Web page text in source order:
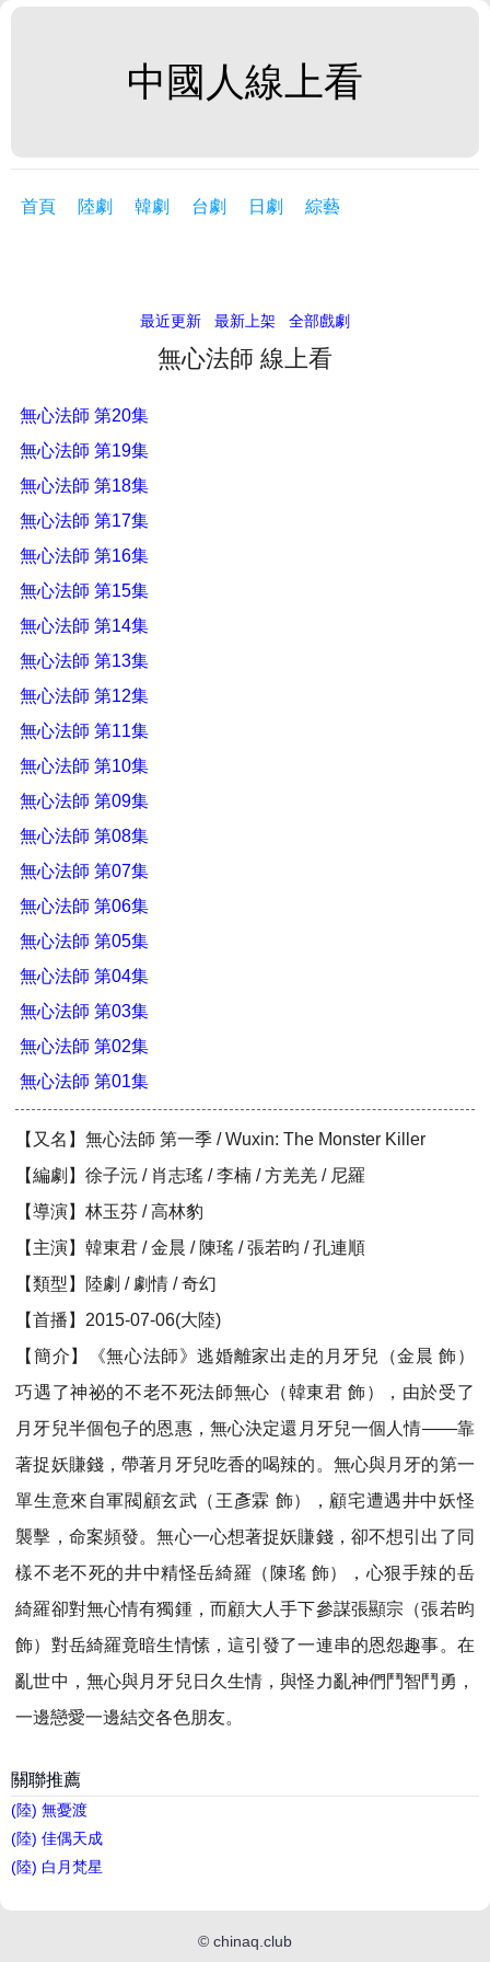
中國人線上看
首頁 陸劇 韓劇 台劇 日劇 綜藝
最近更新 最新上架 全部戲劇
無心法師 線上看
無心法師 第20集
無心法師 第19集
無心法師 第18集
無心法師 第17集
無心法師 第16集
無心法師 第15集
無心法師 第14集
無心法師 第13集
無心法師 第12集
無心法師 第11集
無心法師 第10集
無心法師 第09集
無心法師 第08集
無心法師 第07集
無心法師 第06集
無心法師 第05集
無心法師 第04集
無心法師 第03集
無心法師 第02集
無心法師 第01集
【又名】無心法師 第一季 / Wuxin: The Monster Killer
【編劇】徐子沅 / 肖志瑤 / 李楠 / 方羌羌 / 尼羅
【導演】林玉芬 / 高林豹
【主演】韓東君 / 金晨 / 陳瑤 / 張若昀 / 孔連順
【類型】陸劇 / 劇情 / 奇幻
【首播】2015-07-06(大陸)
【簡介】《無心法師》逃婚離家出走的月牙兒（金晨 飾）
巧遇了神祕的不老不死法師無心（韓東君 飾），由於受了
月牙兒半個包子的恩惠，無心決定還月牙兒一個人情——靠
著捉妖賺錢，帶著月牙兒吃香的喝辣的。無心與月牙的第一
單生意來自軍閥顧玄武（王彥霖 飾），顧宅遭遇井中妖怪
襲擊，命案頻發。無心一心想著捉妖賺錢，卻不想引出了同
樣不老不死的井中精怪岳綺羅（陳瑤 飾），心狠手辣的岳
綺羅卻對無心情有獨鍾，而顧大人手下參謀張顯宗（張若昀
飾）對岳綺羅竟暗生情愫，這引發了一連串的恩怨趣事。在
亂世中，無心與月牙兒日久生情，與怪力亂神們鬥智鬥勇，
一邊戀愛一邊結交各色朋友。
關聯推薦
(陸) 無憂渡
(陸) 佳偶天成
(陸) 白月梵星
© chinaq.club